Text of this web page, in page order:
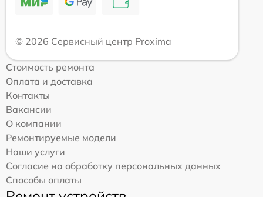
© 2026 Сервисный центр Proxima
Стоимость ремонта
Оплата и доставка
Контакты
Вакансии
О компании
Ремонтируемые модели
Наши услуги
Согласие на обработку персональных данных
Способы оплаты